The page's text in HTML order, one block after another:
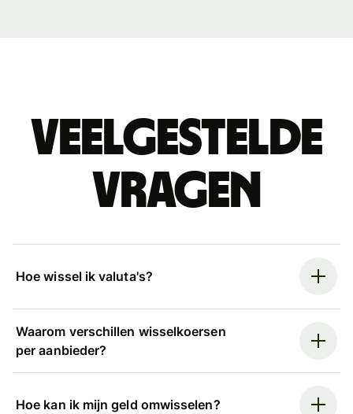
Veelgestelde
vragen
Hoe wissel ik valuta's?
Waarom verschillen wisselkoersen
per aanbieder?
Hoe kan ik mijn geld omwisselen?